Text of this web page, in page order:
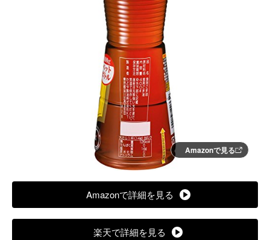
Amazonで見る
Amazonで詳細を見る
楽天で詳細を見る